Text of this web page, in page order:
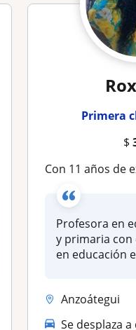
Primera
$
Con 11 años de experiencia, imparto clases dinámicas y
Profesora en
y primaria con
en educación
Anzoátegui
Se desplaza